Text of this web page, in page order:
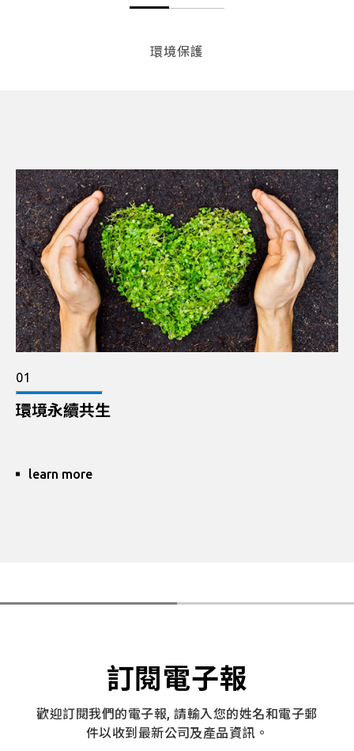
環境保護
01
環境永續共生
learn more
訂閱電子報
歡迎訂閱我們的電子報, 請輸入您的姓名和電子郵
件以收到最新公司及產品資訊。